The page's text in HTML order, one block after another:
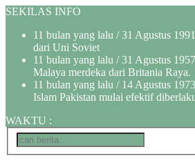
SEKILAS INFO
11 bulan yang lalu / 31 Agustus
dari Uni Soviet
11 bulan yang lalu / 31 Agustus
Malaya merdeka dari Britania Raya.
11 bulan yang lalu / 14 Agustus
Islam Pakistan mulai efektif
WAKTU :